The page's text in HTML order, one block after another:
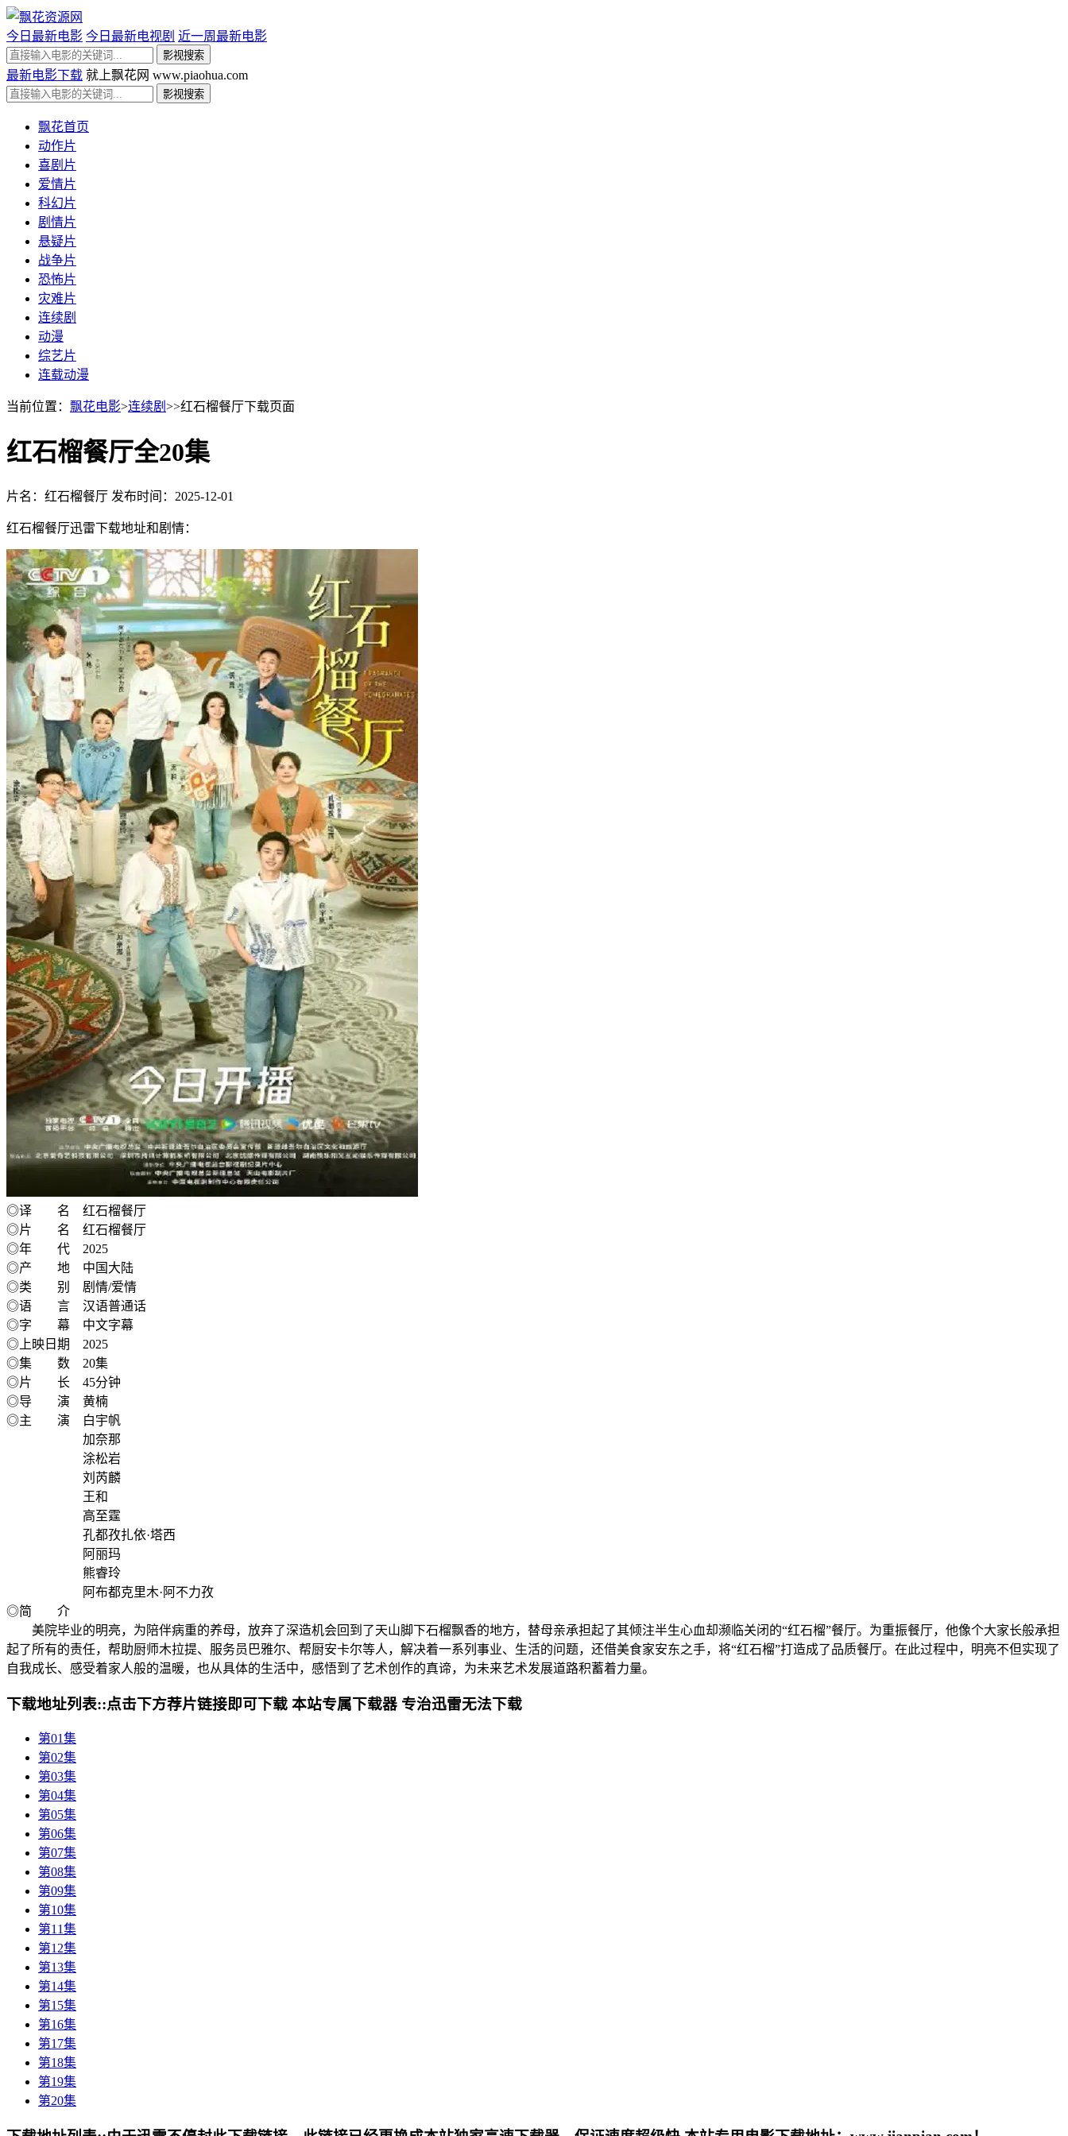
今日最新电影 今日最新电视剧 近一周最新电影
最新电影下载 就上飘花网 www.piaohua.com
飘花首页
动作片
喜剧片
爱情片
科幻片
剧情片
悬疑片
战争片
恐怖片
灾难片
连续剧
动漫
综艺片
连载动漫
当前位置： 飘花电影>连续剧 >>红石榴餐厅下载页面
红石榴餐厅全20集
片名：红石榴餐厅 发布时间：2025-12-01
红石榴餐厅迅雷下载地址和剧情：
◎译 名 红石榴餐厅
◎片 名 红石榴餐厅
◎年 代 2025
◎产 地 中国大陆
◎类 别 剧情/爱情
◎语 言 汉语普通话
◎字 幕 中文字幕
◎上映日期 2025
◎集 数 20集
◎片 长 45分钟
◎导 演 黄楠
◎主 演 白宇帆
加奈那
涂松岩
刘芮麟
王和
高至霆
孔都孜扎依·塔西
阿丽玛
熊睿玲
阿布都克里木·阿不力孜
◎简 介
美院毕业的明亮，为陪伴病重的养母，放弃了深造机会回到了天山脚下石榴飘香的地方，替母亲承担起了其倾注半生心血却濒临关闭的“红石榴”餐厅。为重振餐厅，他像个大家长般承担
起了所有的责任，帮助厨师木拉提、服务员巴雅尔、帮厨安卡尔等人，解决着一系列事业、生活的问题，还借美食家安东之手，将“红石榴”打造成了品质餐厅。在此过程中，明亮不但实现了
自我成长、感受着家人般的温暖，也从具体的生活中，感悟到了艺术创作的真谛，为未来艺术发展道路积蓄着力量。
下载地址列表::点击下方荐片链接即可下载 本站专属下载器 专治迅雷无法下载
第01集
第02集
第03集
第04集
第05集
第06集
第07集
第08集
第09集
第10集
第11集
第12集
第13集
第14集
第15集
第16集
第17集
第18集
第19集
第20集